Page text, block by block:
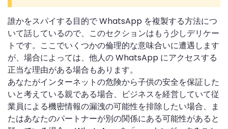
誰かをスパイする目的で WhatsApp を複製する方法につ
いて話しているので、このセクションはもう少しデリケー
トです。ここでいくつかの倫理的な意味合いに遭遇します
が、場合によっては、他人の WhatsApp にアクセスする
正当な理由がある場合もあります。
あなたがインターネットの危険から子供の安全を保証した
いと考えている親である場合、ビジネスを経営していて従
業員による機密情報の漏洩の可能性を排除したい場合、ま
たはあなたのパートナーが別の関係にある可能性があると